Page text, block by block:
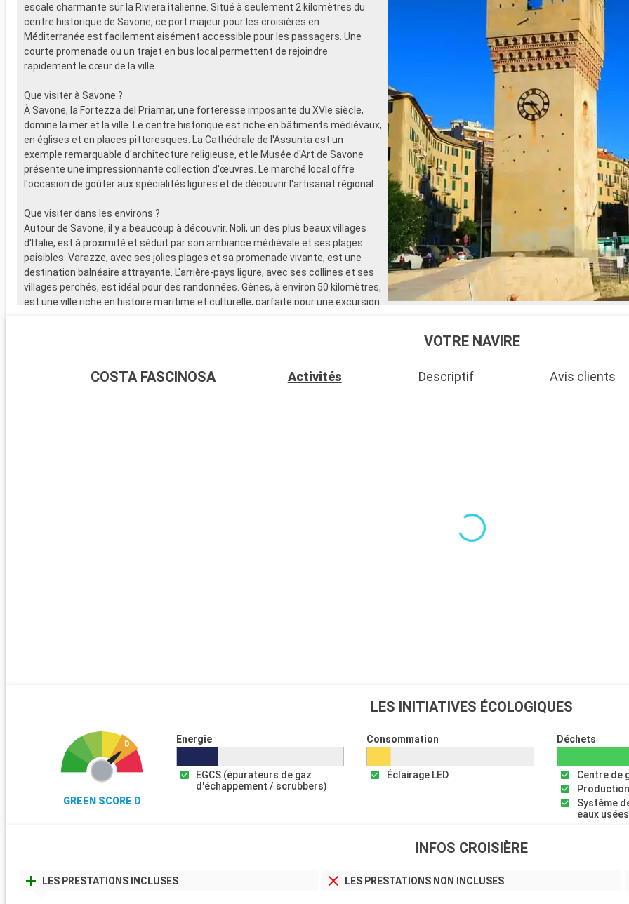
escale charmante sur la Riviera italienne. Situé à seulement 2 kilomètres du
centre historique de Savone, ce port majeur pour les croisières en
Méditerranée est facilement aisément accessible pour les passagers. Une
courte promenade ou un trajet en bus local permettent de rejoindre
rapidement le cœur de la ville.
Que visiter à Savone ?
À Savone, la Fortezza del Priamar, une forteresse imposante du XVIe siècle,
domine la mer et la ville. Le centre historique est riche en bâtiments médiévaux,
en églises et en places pittoresques. La Cathédrale de l'Assunta est un
exemple remarquable d'architecture religieuse, et le Musée d'Art de Savone
présente une impressionnante collection d'œuvres. Le marché local offre
l'occasion de goûter aux spécialités ligures et de découvrir l'artisanat régional.
Que visiter dans les environs ?
Autour de Savone, il y a beaucoup à découvrir. Noli, un des plus beaux villages
d'Italie, est à proximité et séduit par son ambiance médiévale et ses plages
paisibles. Varazze, avec ses jolies plages et sa promenade vivante, est une
destination balnéaire attrayante. L'arrière-pays ligure, avec ses collines et ses
villages perchés, est idéal pour des randonnées. Gênes, à environ 50 kilomètres,
est une ville riche en histoire maritime et culturelle, parfaite pour une excursion
VOTRE NAVIRE
COSTA FASCINOSA Activités Descriptif Avis clients
LES INITIATIVES ÉCOLOGIQUES
GREEN SCORE D
Energie
EGCS (épurateurs de gaz
d'échappement / scrubbers)
Consommation
Éclairage LED
Déchets
Centre de
Système
eaux usées
INFOS CROISIÈRE
LES PRESTATIONS INCLUSES LES PRESTATIONS NON INCLUSES